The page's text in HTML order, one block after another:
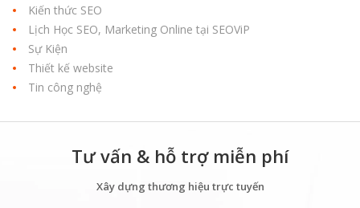
Kiến thức SEO
Lịch Học SEO, Marketing Online tại SEOViP
Sự Kiện
Thiết kế website
Tin công nghệ
Tư vấn & hỗ trợ miễn phí
Xây dựng thương hiệu trực tuyến